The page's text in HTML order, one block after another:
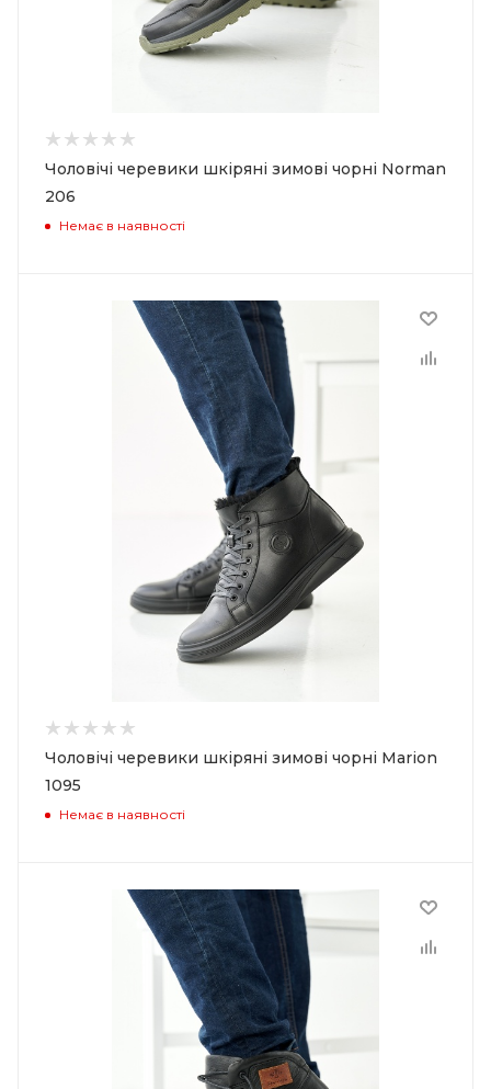
Чоловічі черевики шкіряні зимові чорні Norman
206
Немає в наявності
Чоловічі черевики шкіряні зимові чорні Marion
1095
Немає в наявності